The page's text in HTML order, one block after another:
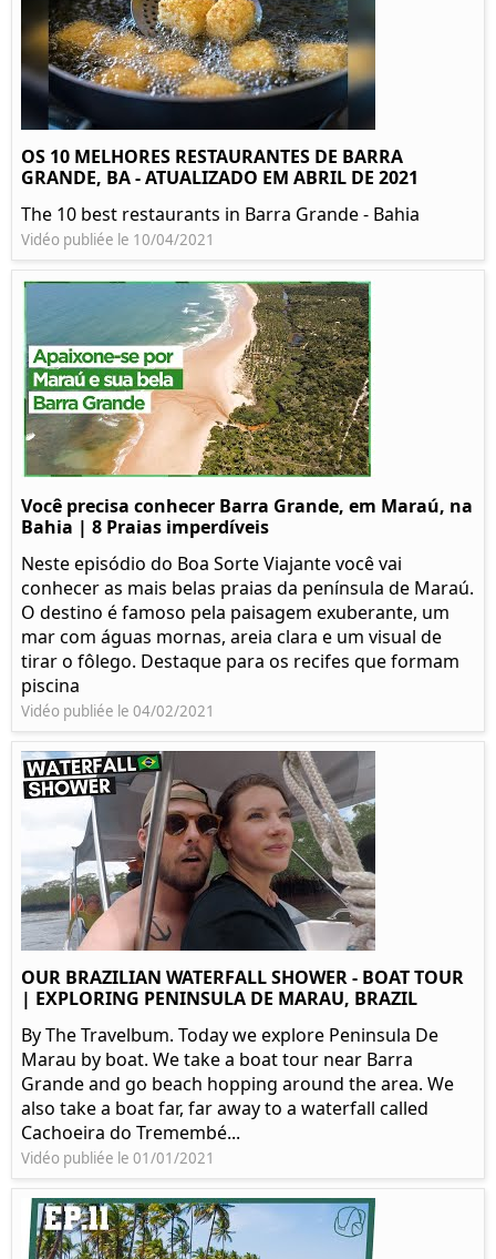
OS 10 MELHORES RESTAURANTES DE BARRA
GRANDE, BA - ATUALIZADO EM ABRIL DE 2021
The 10 best restaurants in Barra Grande - Bahia
Vidéo publiée le 10/04/2021
Você precisa conhecer Barra Grande, em Maraú, na
Bahia | 8 Praias imperdíveis
Neste episódio do Boa Sorte Viajante você vai
conhecer as mais belas praias da península de Maraú.
O destino é famoso pela paisagem exuberante, um
mar com águas mornas, areia clara e um visual de
tirar o fôlego. Destaque para os recifes que formam
piscina
Vidéo publiée le 04/02/2021
OUR BRAZILIAN WATERFALL SHOWER - BOAT TOUR
| EXPLORING PENINSULA DE MARAU, BRAZIL
By The Travelbum. Today we explore Peninsula De
Marau by boat. We take a boat tour near Barra
Grande and go beach hopping around the area. We
also take a boat far, far away to a waterfall called
Cachoeira do Tremembé...
Vidéo publiée le 01/01/2021